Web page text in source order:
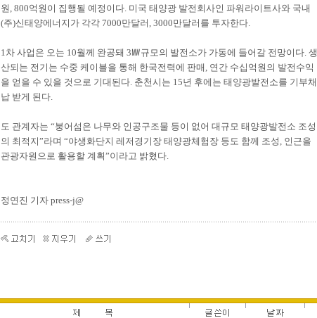
원, 800억원이 집행될 예정이다. 미국 태양광 발전회사인 파워라이트사와 국내
(주)신태양에너지가 각각 7000만달러, 3000만달러를 투자한다.
1차 사업은 오는 10월께 완공돼 3㎿규모의 발전소가 가동에 들어갈 전망이다. 생
산되는 전기는 수중 케이블을 통해 한국전력에 판매, 연간 수십억원의 발전수익
을 얻을 수 있을 것으로 기대된다. 춘천시는 15년 후에는 태양광발전소를 기부채
납 받게 된다.
도 관계자는 “붕어섬은 나무와 인공구조물 등이 없어 대규모 태양광발전소 조성
의 최적지”라며 “야생화단지 레저경기장 태양광체험장 등도 함께 조성, 인근을
관광자원으로 활용할 계획”이라고 밝혔다.
정연진 기자 press-j@